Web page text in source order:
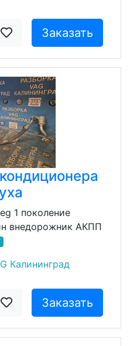
Заказать
1 поколение
внедорожник АКПП
Калининград
Заказать